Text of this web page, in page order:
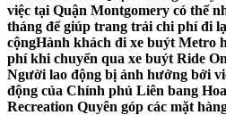
việc tại Quận Montgomery có thể
tháng để giúp trang trải chi phí đi
cộngHành khách đi xe buýt Metro
phí khi chuyển qua xe buýt Ride
Người lao động bị ảnh hưởng bởi
động của Chính phủ Liên bang
Recreation Quyên góp các mặt